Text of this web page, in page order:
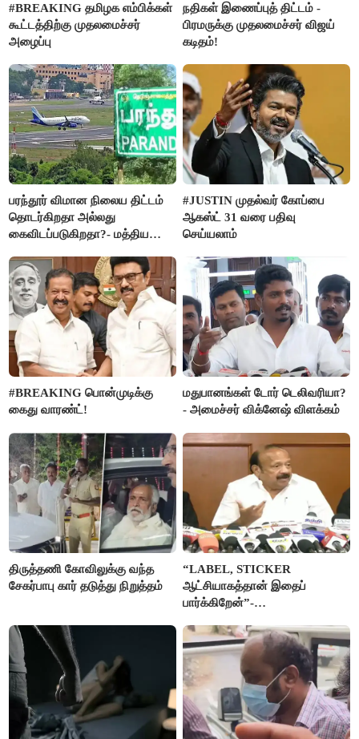
#BREAKING தமிழக எம்பிக்கள்
கூட்டத்திற்கு முதலமைச்சர்
அழைப்பு
நதிகள் இணைப்புத் திட்டம் -
பிரமருக்கு முதலமைச்சர் விஜய்
கடிதம்!
பரந்தூர் விமான நிலைய திட்டம்
தொடர்கிறதா அல்லது
கைவிடப்படுகிறதா?- மத்திய
#JUSTIN முதல்வர் கோப்பை
ஆகஸ்ட் 31 வரை பதிவு
செய்யலாம்
#BREAKING பொன்முடிக்கு
கைது வாரண்ட்!
மதுபானங்கள் டோர் டெலிவரியா?
- அமைச்சர் விக்னேஷ் விளக்கம்
திருத்தணி கோவிலுக்கு வந்த
சேகர்பாபு கார் தடுத்து நிறுத்தம்
“LABEL, STICKER
ஆட்சியாகத்தான் இதைப்
பார்க்கிறேன்”-